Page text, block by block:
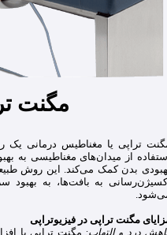
مگنت
تراپی یا مغناطیس درمانی یک
از میدان‌های مغناطیسی به
بدن کمک می‌کند. این روش
به بافت‌ها، به بهبود
مگنت تراپی در فیزیوتراپی
درد و التهاب: مگنت تراپی با